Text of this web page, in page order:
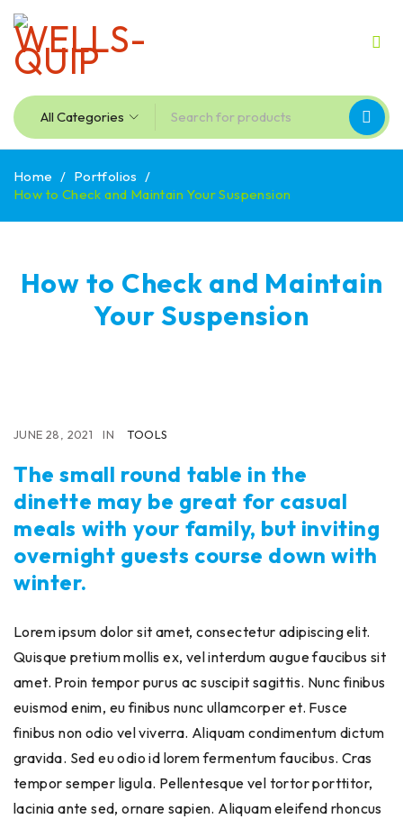
Home / Portfolios /
How to Check and Maintain Your Suspension
How to Check and Maintain
Your Suspension
JUNE 28, 2021 IN TOOLS
The small round table in the
dinette may be great for casual
meals with your family, but inviting
overnight guests course down with
winter.
Lorem ipsum dolor sit amet, consectetur adipiscing elit.
Quisque pretium mollis ex, vel interdum augue faucibus sit
amet. Proin tempor purus ac suscipit sagittis. Nunc finibus
euismod enim, eu finibus nunc ullamcorper et. Fusce
finibus non odio vel viverra. Aliquam condimentum dictum
gravida. Sed eu odio id lorem fermentum faucibus. Cras
tempor semper ligula. Pellentesque vel tortor porttitor,
lacinia ante sed, ornare sapien. Aliquam eleifend rhoncus